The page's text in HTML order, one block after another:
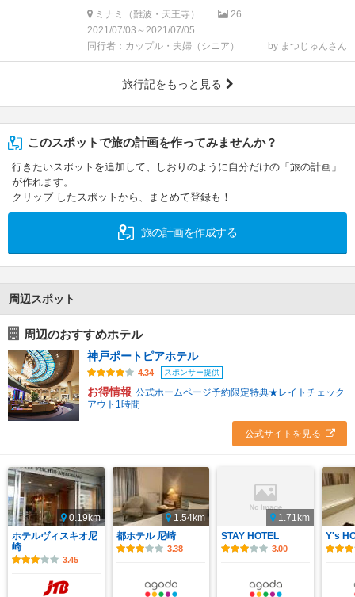
ミナミ（難波・天王寺）
26
2021/07/03～2021/07/05
同行者：カップル・夫婦（シニア）
by まつじゅんさん
旅行記をもっと見る
このスポットで旅の計画を作ってみませんか？
行きたいスポットを追加して、しおりのように自分だけの「旅の計画」
が作れます。
クリップ したスポットから、まとめて登録も！
旅の計画を作成する
周辺スポット
周辺のおすすめホテル
神戸ポートピアホテル
4.34 スポンサー提供
お得情報 公式ホームページ予約限定特典★レイトチェック
アウト1時間
公式サイトを見る
0.19km
ホテルヴィスキオ尼
崎
3.45
1.54km
都ホテル 尼崎
3.38
1.71km
STAY HOTEL
3.00
Y's